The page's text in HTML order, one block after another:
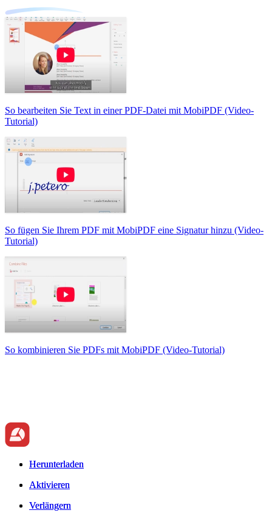
So bearbeiten Sie Text in einer PDF-Datei mit MobiPDF (Video-
Tutorial)
So fügen Sie Ihrem PDF mit MobiPDF eine Signatur hinzu (Video-
Tutorial)
So kombinieren Sie PDFs mit MobiPDF (Video-Tutorial)
Herunterladen
Aktivieren
Verlängern
Herunterladen
Aktivieren
Verlängern